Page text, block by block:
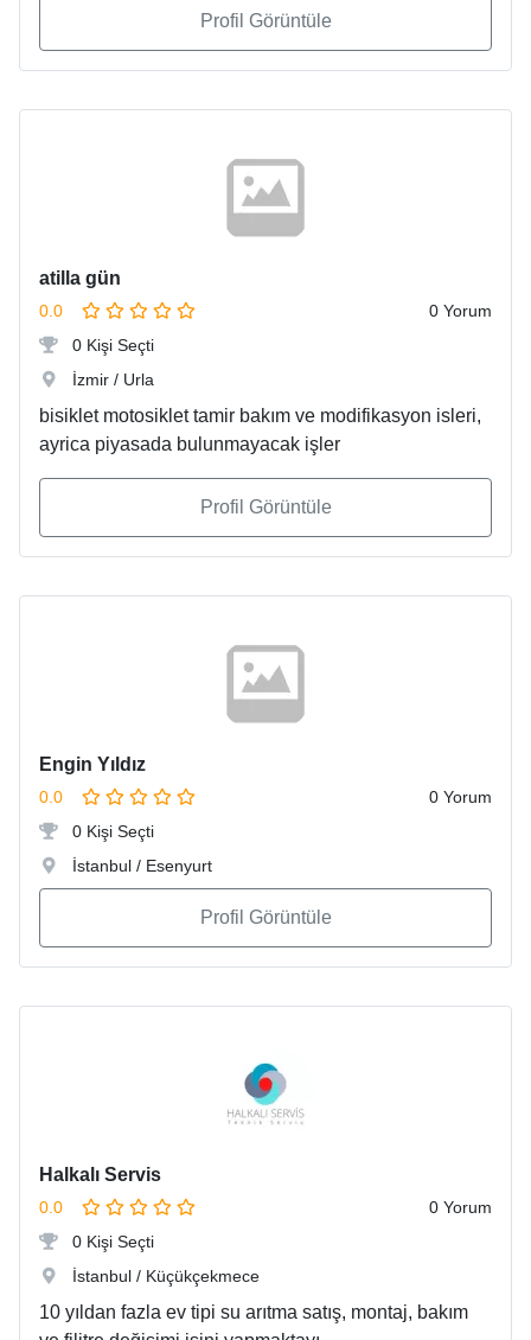
Profil Görüntüle
atilla gün
0.0
0 Yorum
0 Kişi Seçti
İzmir / Urla
bisiklet motosiklet tamir bakım ve modifikasyon isleri,
ayrica piyasada bulunmayacak işler
Profil Görüntüle
Engin Yıldız
0.0
0 Yorum
0 Kişi Seçti
İstanbul / Esenyurt
Profil Görüntüle
Halkalı Servis
0.0
0 Yorum
0 Kişi Seçti
İstanbul / Küçükçekmece
10 yıldan fazla ev tipi su arıtma satış, montaj, bakım